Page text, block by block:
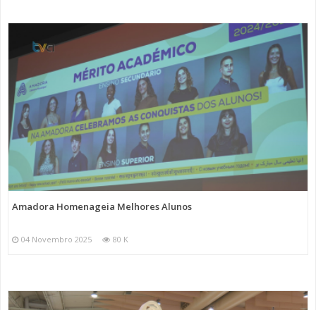
Amadora Homenageia Melhores Alunos
04 Novembro 2025 80 K